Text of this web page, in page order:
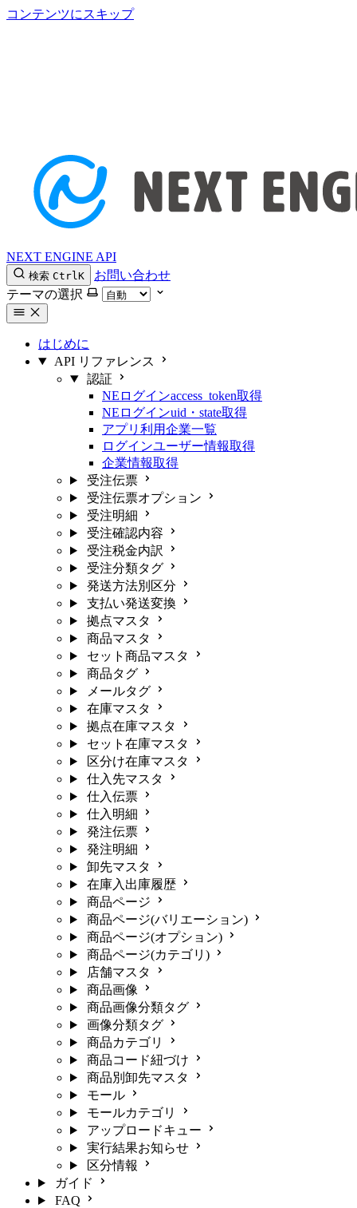
コンテンツにスキップ
NEXT ENGINE API
検索 CtrlK
お問い合わせ
テーマの選択
はじめに
API リファレンス
認証
NEログインaccess_token取得
NEログインuid・state取得
アプリ利用企業一覧
ログインユーザー情報取得
企業情報取得
受注伝票
受注伝票オプション
受注明細
受注確認内容
受注税金内訳
受注分類タグ
発送方法別区分
支払い発送変換
拠点マスタ
商品マスタ
セット商品マスタ
商品タグ
メールタグ
在庫マスタ
拠点在庫マスタ
セット在庫マスタ
区分け在庫マスタ
仕入先マスタ
仕入伝票
仕入明細
発注伝票
発注明細
卸先マスタ
在庫入出庫履歴
商品ページ
商品ページ(バリエーション)
商品ページ(オプション)
商品ページ(カテゴリ)
店舗マスタ
商品画像
商品画像分類タグ
画像分類タグ
商品カテゴリ
商品コード紐づけ
商品別卸先マスタ
モール
モールカテゴリ
アップロードキュー
実行結果お知らせ
区分情報
ガイド
FAQ